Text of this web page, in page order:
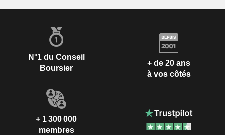
N°1 du Conseil
Boursier
+ de 20 ans
à vos côtés
+ 1 300 000
membres